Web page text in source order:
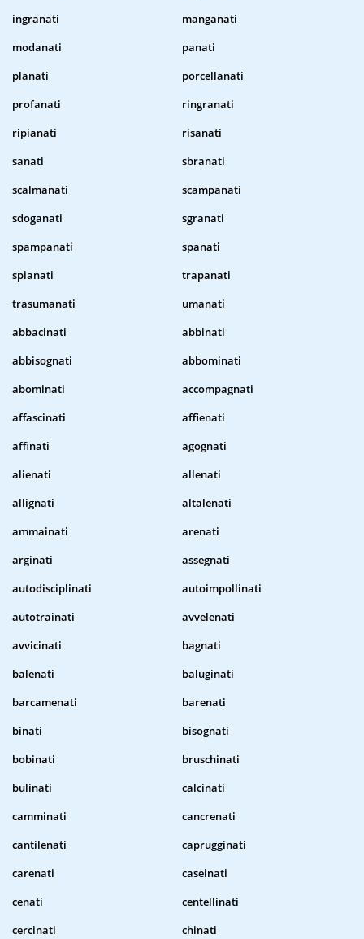
ingranati
manganati
modanati
panati
planati
porcellanati
profanati
ringranati
ripianati
risanati
sanati
sbranati
scalmanati
scampanati
sdoganati
sgranati
spampanati
spanati
spianati
trapanati
trasumanati
umanati
abbacinati
abbinati
abbisognati
abbominati
abominati
accompagnati
affascinati
affienati
affinati
agognati
alienati
allenati
allignati
altalenati
ammainati
arenati
arginati
assegnati
autodisciplinati
autoimpollinati
autotrainati
avvelenati
avvicinati
bagnati
balenati
baluginati
barcamenati
barenati
binati
bisognati
bobinati
bruschinati
bulinati
calcinati
camminati
cancrenati
cantilenati
caprugginati
carenati
caseinati
cenati
centellinati
cercinati
chinati